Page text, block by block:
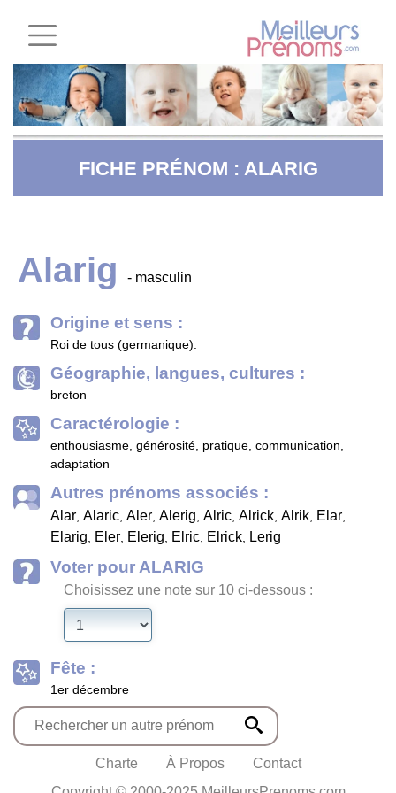
FICHE PRÉNOM : ALARIG
Alarig - masculin
Origine et sens :
Roi de tous (germanique).
Géographie, langues, cultures :
breton
Caractérologie :
enthousiasme, générosité, pratique, communication,
adaptation
Autres prénoms associés :
Alar, Alaric, Aler, Alerig, Alric, Alrick, Alrik, Elar,
Elarig, Eler, Elerig, Elric, Elrick, Lerig
Voter pour ALARIG
Choisissez une note sur 10 ci-dessous :
Fête :
1er décembre
Charte À Propos
Contact